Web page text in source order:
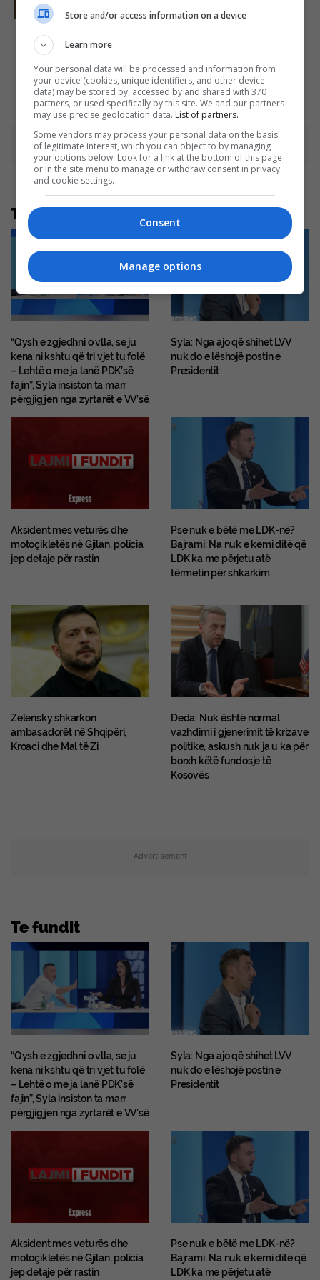
The Rarest And Most
Valuable Card In The Whole
World
Brainberries
Advertisement
Të tjera nga rubrika
“Qysh e zgjedhni o vlla, se ju
kena ni kshtu që tri vjet tu folë
– Lehtë o me ja lanë PDK’së
fajin”, Syla insiston ta marr
përgjigjjen nga zyrtarët e VV’së
Syla: Nga ajo që shihet LVV
nuk do e lëshojë postin e
Presidentit
Aksident mes veturës dhe
motoçikletës në Gjilan, policia
jep detaje për rastin
Pse nuk e bëtë me LDK-në?
Bajrami: Na nuk e kemi ditë që
LDK ka me përjetu atë
tërmetin për shkarkim
Zelensky shkarkon
ambasadorët në Shqipëri,
Kroaci dhe Mal të Zi
Deda: Nuk është normal
vazhdimi i gjenerimit të krizave
politike, askush nuk ja u ka për
borxh këtë fundosje të
Kosovës
Advertisement
Te fundit
“Qysh e zgjedhni o vlla, se ju
kena ni kshtu që tri vjet tu folë
– Lehtë o me ja lanë PDK’së
fajin”, Syla insiston ta marr
përgjigjjen nga zyrtarët e VV’së
Syla: Nga ajo që shihet LVV
nuk do e lëshojë postin e
Presidentit
Aksident mes veturës dhe
motoçikletës në Gjilan, policia
jep detaje për rastin
Pse nuk e bëtë me LDK-në?
Bajrami: Na nuk e kemi ditë që
LDK ka me përjetu atë
Store and/or access information on a device
Learn more
Your personal data will be processed and information from
your device (cookies, unique identifiers, and other device
data) may be stored by, accessed by and shared with 370
partners, or used specifically by this site. We and our partners
may use precise geolocation data. List of partners.
Some vendors may process your personal data on the basis
of legitimate interest, which you can object to by managing
your options below. Look for a link at the bottom of this page
or in the site menu to manage or withdraw consent in privacy
and cookie settings.
Consent
Manage options